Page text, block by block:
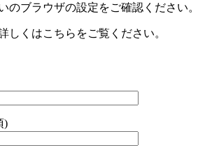
のブラウザの設定をご確認ください。
しくはこちらをご覧ください。
)